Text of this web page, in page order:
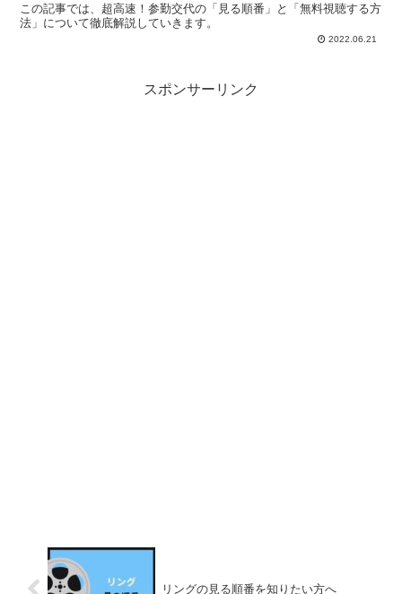
この記事では、超高速！参勤交代の「見る順番」と「無料視聴する方
法」について徹底解説していきます。
2022.06.21
スポンサーリンク
リングの見る順番を知りたい方へ